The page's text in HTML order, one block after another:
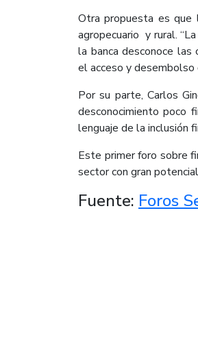
Otra propuesta es que
agropecuario y rural.
la banca desconoce
el acceso y desembolso
Por su parte, Carlos
desconocimiento poco
lenguaje de la inclusión
Este primer foro sobre
sector con gran
Fuente: Foros